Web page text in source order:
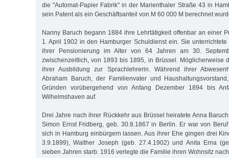
die "Automat-Papier Fabrik" in der Marienthaler Straße 43 in
sein Patent als ein Geschäftsanteil von M 60 000 M berechnet
Nanny Baruch begann 1884 ihre Lehrtätigkeit offenbar an einer
1. April 1902 in den Hamburger Schuldienst ein. Sie
ihrer Pensionierung im Alter von 64 Jahren am 30.
zwischenzeitlich, von 1893 bis 1895, in Brüssel. Möglicherweise
ihrer Ausbildung zur Sprachlehrerin. Während ihrer
Abraham Baruch, der Familienvater und
Gründen vorübergehend von Anfang Dezember 1894 bis
Wilhelmshaven auf.
Drei Jahre nach ihrer Rückkehr aus Brüssel heiratete Anna
Simon Ernst Fridberg, geb. 30.8.1867 in Berlin. Er war von
sich in Hamburg einbürgern lassen. Aus ihrer Ehe gingen drei
3.9.1899), Walther Joseph (geb. 27.4.1902) und Anita Erna
sieben Jahren starb. 1916 verlegte die Familie ihren Wohnsitz